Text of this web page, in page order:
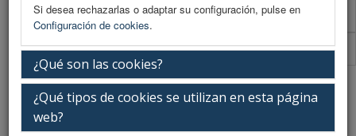
Si desea rechazarlas o adaptar su configuración, pulse en
Configuración de cookies.
¿Qué son las cookies?
¿Qué tipos de cookies se utilizan en esta página
web?
Dossier comercial
Normativa de envío y montaje
Contacto exposición comercial